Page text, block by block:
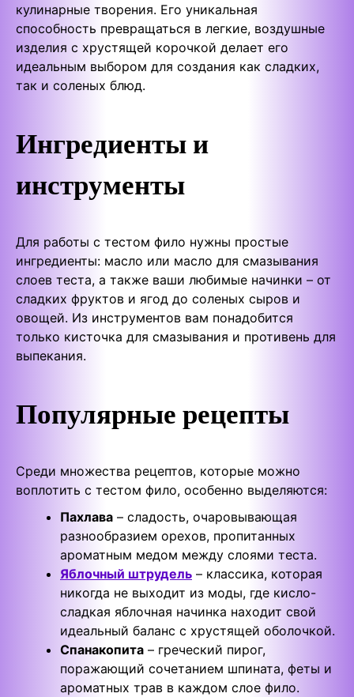
кулинарные творения. Его уникальная
способность превращаться в легкие, воздушные
изделия с хрустящей корочкой делает его
идеальным выбором для создания как сладких,
так и соленых блюд.
Ингредиенты и
инструменты
Для работы с тестом фило нужны простые
ингредиенты: масло или масло для смазывания
слоев теста, а также ваши любимые начинки – от
сладких фруктов и ягод до соленых сыров и
овощей. Из инструментов вам понадобится
только кисточка для смазывания и противень для
выпекания.
Популярные рецепты
Среди множества рецептов, которые можно
воплотить с тестом фило, особенно выделяются:
Пахлава – сладость, очаровывающая
разнообразием орехов, пропитанных
ароматным медом между слоями теста.
Яблочный штрудель – классика, которая
никогда не выходит из моды, где кисло-
сладкая яблочная начинка находит свой
идеальный баланс с хрустящей оболочкой.
Спанакопита – греческий пирог,
поражающий сочетанием шпината, феты и
ароматных трав в каждом слое фило.